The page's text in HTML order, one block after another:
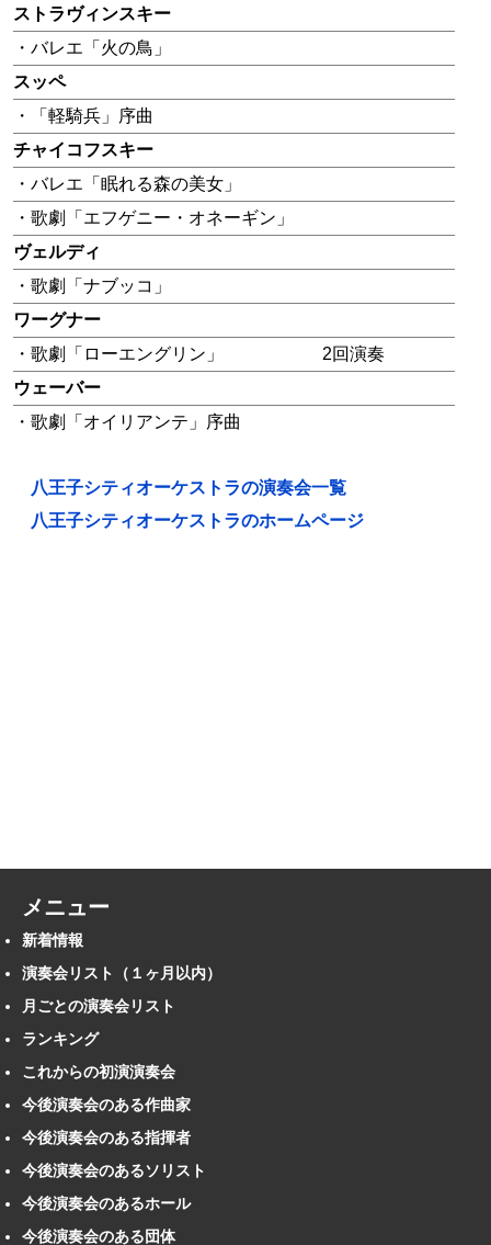
ストラヴィンスキー
・バレエ「火の鳥」
スッペ
・「軽騎兵」序曲
チャイコフスキー
・バレエ「眠れる森の美女」
・歌劇「エフゲニー・オネーギン」
ヴェルディ
・歌劇「ナブッコ」
ワーグナー
・歌劇「ローエングリン」
2回演奏
ウェーバー
・歌劇「オイリアンテ」序曲
八王子シティオーケストラの演奏会一覧
八王子シティオーケストラのホームページ
メニュー
新着情報
演奏会リスト（１ヶ月以内）
月ごとの演奏会リスト
ランキング
これからの初演演奏会
今後演奏会のある作曲家
今後演奏会のある指揮者
今後演奏会のあるソリスト
今後演奏会のあるホール
今後演奏会のある団体